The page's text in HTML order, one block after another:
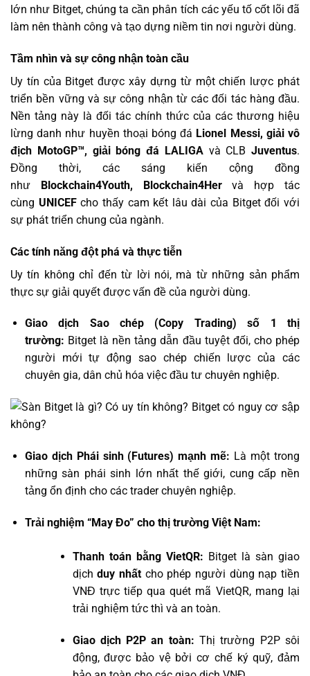
lớn như Bitget, chúng ta cần phân tích các yếu tố cốt lõi đã
làm nên thành công và tạo dựng niềm tin nơi người dùng.
Tầm nhìn và sự công nhận toàn cầu
Uy tín của Bitget được xây dựng từ một chiến lược phát
triển bền vững và sự công nhận từ các đối tác hàng đầu.
Nền tảng này là đối tác chính thức của các thương hiệu
lừng danh như huyền thoại bóng đá Lionel Messi, giải vô
địch MotoGP™, giải bóng đá LALIGAvà CLB Juventus.
Đồng thời, các sáng kiến cộng đồng
như Blockchain4Youth, Blockchain4Hervà hợp tác
cùng UNICEFcho thấy cam kết lâu dài của Bitget đối với
sự phát triển chung của ngành.
Các tính năng đột phá và thực tiễn
Uy tín không chỉ đến từ lời nói, mà từ những sản phẩm
thực sự giải quyết được vấn đề của người dùng.
Giao dịch Sao chép (Copy Trading) số 1 thị
trường: Bitget là nền tảng dẫn đầu tuyệt đối, cho phép
người mới tự động sao chép chiến lược của các
chuyên gia, dân chủ hóa việc đầu tư chuyên nghiệp.
Giao dịch Phái sinh (Futures) mạnh mẽ: Là một trong
những sàn phái sinh lớn nhất thế giới, cung cấp nền
tảng ổn định cho các trader chuyên nghiệp.
Trải nghiệm “May Đo” cho thị trường Việt Nam:
Thanh toán bằng VietQR: Bitget là sàn giao
dịchduy nhấtcho phép người dùng nạp tiền
VNĐ trực tiếp qua quét mã VietQR, mang lại
trải nghiệm tức thì và an toàn.
Giao dịch P2P an toàn: Thị trường P2P sôi
động, được bảo vệ bởi cơ chế ký quỹ, đảm